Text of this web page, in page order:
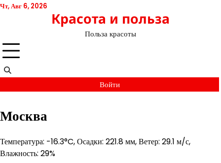
Перейти
Чт, Авг 6, 2026
Красота и польза
Польза красоты
Войти
Москва
Температура: -16.3°C, Осадки: 221.8 мм, Ветер: 29.1 м/с,
Влажность: 29%